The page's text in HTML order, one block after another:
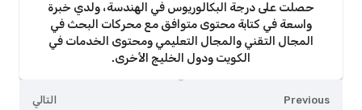
حصلت على درجة البكالوريوس في الهندسة، ولدي خبرة
واسعة في كتابة محتوى متوافق مع محركات البحث في
المجال التقني والمجال التعليمي ومحتوى الخدمات في
الكويت ودول الخليج الأخرى.
Previous التالي